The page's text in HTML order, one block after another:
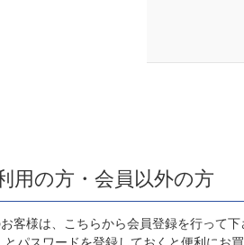
用の方・会員以外の方
客様は、こちらから会員登録を行って下